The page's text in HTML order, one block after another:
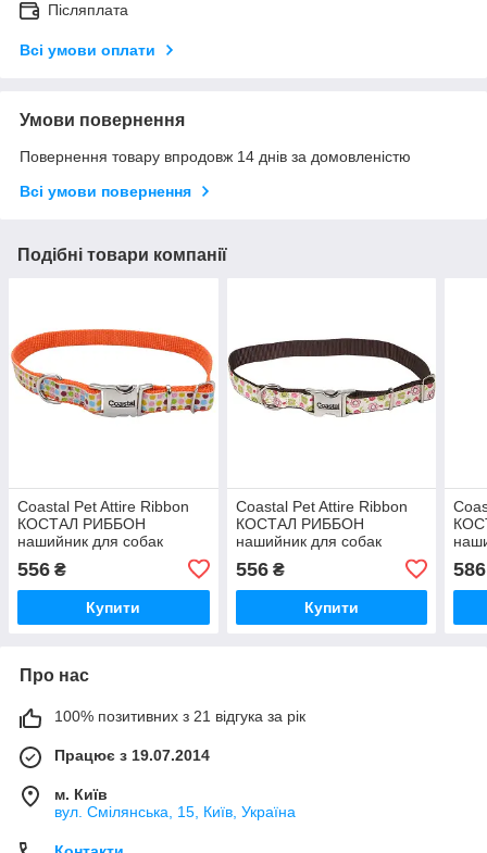
Післяплата
Всі умови оплати
Умови повернення
Повернення товару впродовж 14 днів за домовленістю
Всі умови повернення
Подібні товари компанії
Coastal Pet Attire Ribbon
КОСТАЛ РИББОН
нашийник для собак
556 ₴
Купити
Coastal Pet Attire Ribbon
КОСТАЛ РИББОН
нашийник для собак
556₴
Купити
586
Про нас
100% позитивних з 21 відгука за рік
Працює з 19.07.2014
м. Київ
вул. Смілянська, 15, Київ, Україна